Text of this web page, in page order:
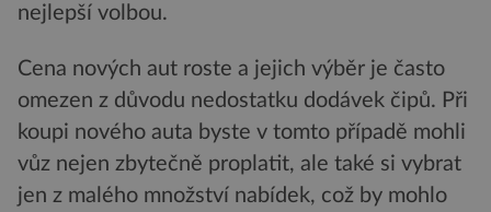
nejlepší volbou.
Cena nových aut roste a jejich výběr je často
omezen z důvodu nedostatku dodávek čipů. Při
koupi nového auta byste v tomto případě mohli
vůz nejen zbytečně proplatit, ale také si vybrat
jen z malého množství nabídek, což by mohlo